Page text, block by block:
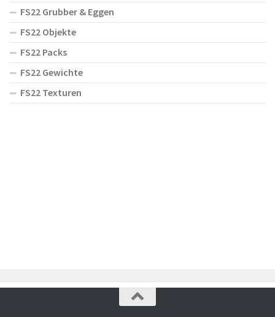
FS22 Grubber & Eggen
FS22 Objekte
FS22 Packs
FS22 Gewichte
FS22 Texturen